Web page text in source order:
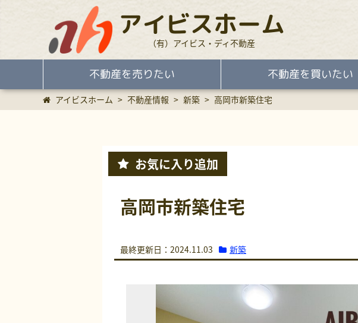
アイビスホーム
（有）アイビス・ディ不動産
不動産を売りたい 不動産を買いたい
アイビスホーム > 不動産情報 > 新築 > 高岡市新築住宅
高岡市新築住宅
最終更新日：2024.11.03 新築
お気に入り追加